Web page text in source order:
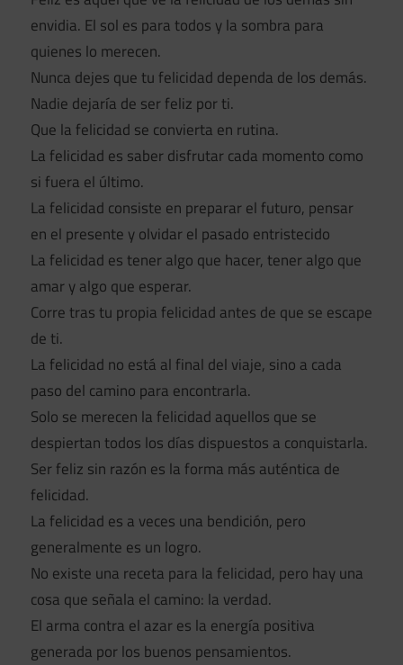
envidia. El sol es para todos y la sombra para
quienes lo merecen.
Nunca dejes que tu felicidad dependa de los demás.
Nadie dejaría de ser feliz por ti.
Que la felicidad se convierta en rutina.
La felicidad es saber disfrutar cada momento como
si fuera el último.
La felicidad consiste en preparar el futuro, pensar
en el presente y olvidar el pasado entristecido
La felicidad es tener algo que hacer, tener algo que
amar y algo que esperar.
Corre tras tu propia felicidad antes de que se escape
de ti.
La felicidad no está al final del viaje, sino a cada
paso del camino para encontrarla.
Solo se merecen la felicidad aquellos que se
despiertan todos los días dispuestos a conquistarla.
Ser feliz sin razón es la forma más auténtica de
felicidad.
La felicidad es a veces una bendición, pero
generalmente es un logro.
No existe una receta para la felicidad, pero hay una
cosa que señala el camino: la verdad.
El arma contra el azar es la energía positiva
generada por los buenos pensamientos.